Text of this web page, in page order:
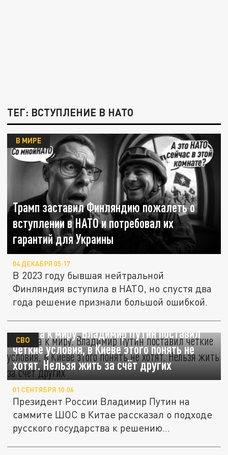
ТЕГ: ВСТУПЛЕНИЕ В НАТО
Трамп заставил Финляндию пожалеть о
вступлении в НАТО и потребовал их
гарантий для Украины
В МИРЕ
04 ДЕКАБРЯ 05:17
В 2023 году бывшая нейтральной
Финляндия вступила в НАТО, но спустя два
года решение признали большой ошибкой.
Дорога к миру. Владимир Путин поставил
чёткие условия, в Киеве этого понять не
хотят. Нельзя жить за счёт других
СВО
01 СЕНТЯБРЯ 10:06
Президент России Владимир Путин на
саммите ШОС в Китае рассказал о подходе
русского государства к решению...